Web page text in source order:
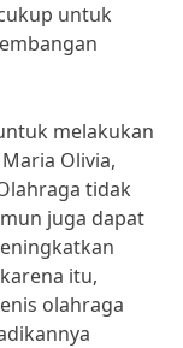
untuk
melakukan
Olivia,
tidak
juga dapat
itu,
olahraga